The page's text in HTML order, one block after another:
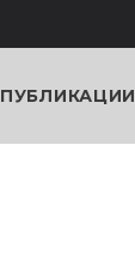
ПУБЛИКАЦИИ